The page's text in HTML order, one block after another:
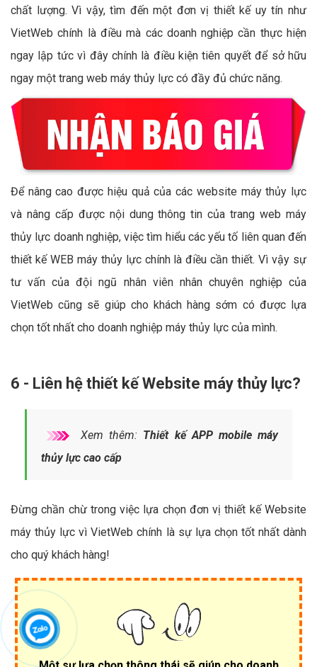
chất lượng. Vì vậy, tìm đến một đơn vị thiết kế uy tín như
VietWeb chính là điều mà các doanh nghiệp cần thực hiện
ngay lập tức vì đây chính là điều kiện tiên quyết để sở hữu
ngay một trang web máy thủy lực có đầy đủ chức năng.
Để nâng cao được hiệu quả của các website máy thủy lực
và nâng cấp được nội dung thông tin của trang web máy
thủy lực doanh nghiệp, việc tìm hiểu các yếu tố liên quan đến
thiết kế WEB máy thủy lực chính là điều cần thiết. Vì vậy sự
tư vấn của đội ngũ nhân viên nhân chuyên nghiệp của
VietWeb cũng sẽ giúp cho khách hàng sớm có được lựa
chọn tốt nhất cho doanh nghiệp máy thủy lực của mình.
6 - Liên hệ thiết kế Website máy thủy lực?
Xem thêm: Thiết kế APP mobile máy
thủy lực cao cấp
Đừng chần chừ trong việc lựa chọn đơn vị thiết kế Website
máy thủy lực vì VietWeb chính là sự lựa chọn tốt nhất dành
cho quý khách hàng!